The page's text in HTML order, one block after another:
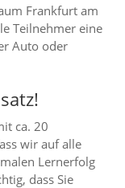
Frankfurt am
Teilnehmer eine
Auto oder
ca. 20
wir auf alle
Lernerfolg
dass Sie